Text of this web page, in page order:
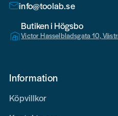
info@toolab.se
Butiken i Högsbo
Victor Hasselbladsgata 10,
Information
Köpvillkor